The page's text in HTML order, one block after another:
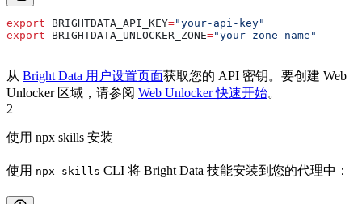
export BRIGHTDATA_API_KEY="your-api-key"
export BRIGHTDATA_UNLOCKER_ZONE="your-zone-name"
从 Bright Data 用户设置页面获取您的 API 密钥。要创建 Web
Unlocker 区域，请参阅 Web Unlocker 快速开始。
2
使用 npx skills 安装
使用 npx skills CLI 将 Bright Data 技能安装到您的代理中：